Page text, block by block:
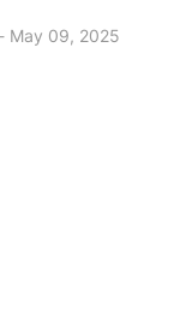
- May 09, 2025